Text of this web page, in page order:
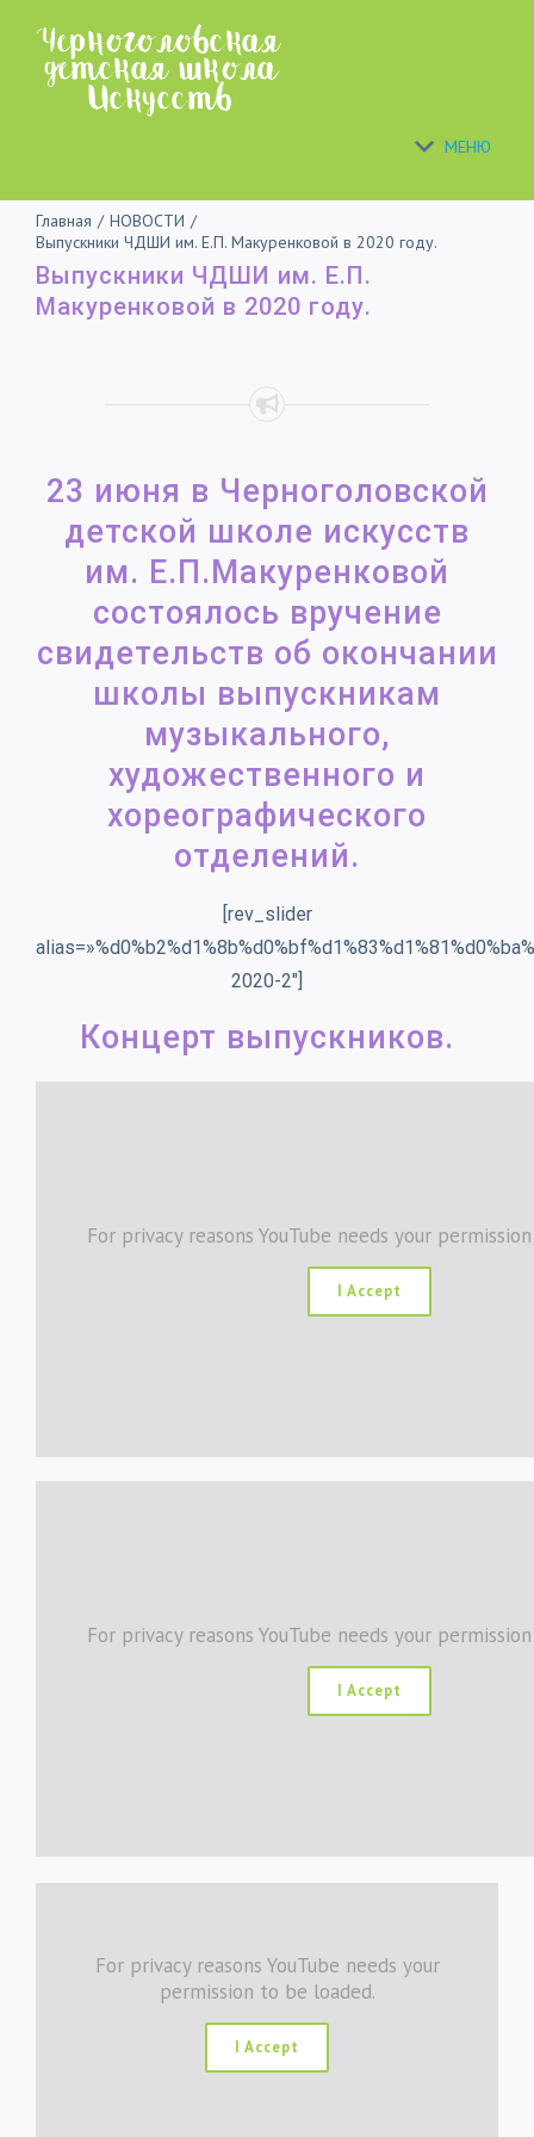
content
МЕНЮ
Главная / НОВОСТИ /
Выпускники ЧДШИ им. Е.П. Макуренковой в 2020 году.
Выпускники ЧДШИ им. Е.П.
Макуренковой в 2020 году.
23 июня в Черноголовской
детской школе искусств
им. Е.П.Макуренковой
состоялось вручение
свидетельств об окончании
школы выпускникам
музыкального,
художественного и
хореографического
отделений.
[rev_slider
2020-2″]
Концерт выпускников.
For privacy reasons YouTube needs your
I Accept
For privacy reasons YouTube needs your
I Accept
For privacy reasons YouTube needs your
permission to be loaded.
I Accept